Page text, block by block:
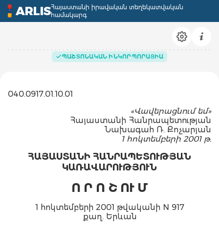
ARLISՀայաստանի իրավական տեղեկատվական
համակարգ
ՊԱՇՏՈՆԱԿԱՆ ԻՆԿՈՐՊՈՐԱՑԻԱ
040.0917.01.10.01
«Վավերացնում եմ»
Հայաստանի Հանրապետության
Նախագահ Ռ. Քոչարյան
1 հոկտեմբերի 2001 թ.
ՀԱՅԱՍՏԱՆԻ ՀԱՆՐԱՊԵՏՈՒԹՅԱՆ
ԿԱՌԱՎԱՐՈՒԹՅՈՒՆ
Ո Ր Ո Շ ՈՒ Մ
1 հոկտեմբերի 2001 թվականի N 917
քաղ. Երևան